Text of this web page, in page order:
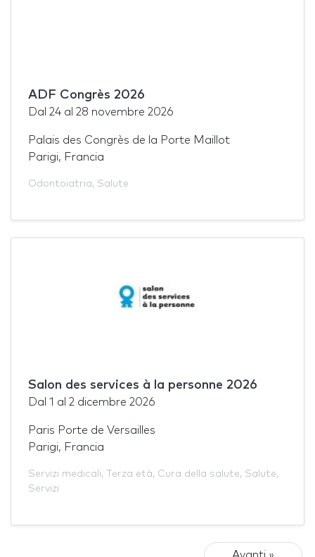
ADF Congrès 2026
Dal 24 al 28 novembre 2026
Palais des Congrès de la Porte Maillot
Parigi, Francia
Odontoiatria, Salute
Salon des services à la personne 2026
Dal 1 al 2 dicembre 2026
Paris Porte de Versailles
Parigi, Francia
Servizi medicali, Terza età, Cura della salute, Salute,
Servizi
Avanti »